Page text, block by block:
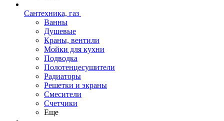
Сантехника, газ
Ванны
Душевые
Краны, вентили
Мойки для кухни
Подводка
Полотенцесушители
Радиаторы
Решетки и экраны
Смесители
Счетчики
Еще